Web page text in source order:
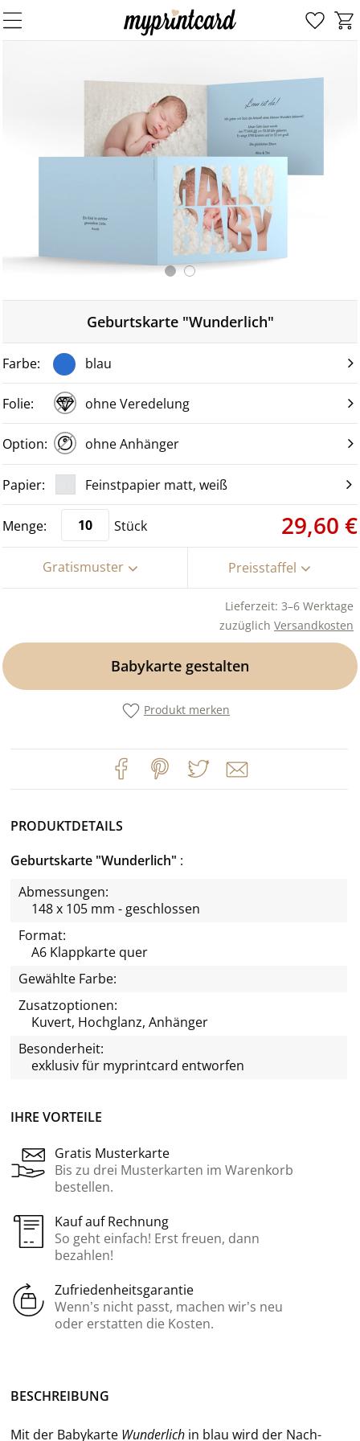
Geburtskarte "Wunderlich"
blau
ohne Veredelung
ohne Anhänger
Feinstpapier matt, weiß
Stück 29,60 €
Gratismuster Preisstaffel
Lieferzeit: 3–6 Werktage
zuzüglich Versandkosten
Babykarte gestalten
Produkt merken
IHRE VORTEILE
Gratis Musterkarte
Bis zu drei Musterkarten im Warenkorb
bestellen.
Kauf auf Rechnung
So geht einfach! Erst freuen, dann
bezahlen!
Zufriedenheitsgarantie
Wenn’s nicht passt, machen wir’s neu
oder erstatten die Kosten.
PRODUKTDETAILS
Geburtskarte "Wunderlich"
Abmessungen:
148 x 105 mm - geschlossen
Format:
A6 Klappkarte quer
Gewählte Farbe:
Zusatzoptionen:
Kuvert, Hochglanz, Anhänger
Besonderheit:
exklusiv für myprintcard entworfen
BE­SCHREI­BUNG
Mit der Ba­by­kar­te Wun­der­lich in blau wird der Nach­